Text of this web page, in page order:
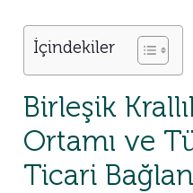
İçindekiler
Birleşik
Ortamı ve
Ticari